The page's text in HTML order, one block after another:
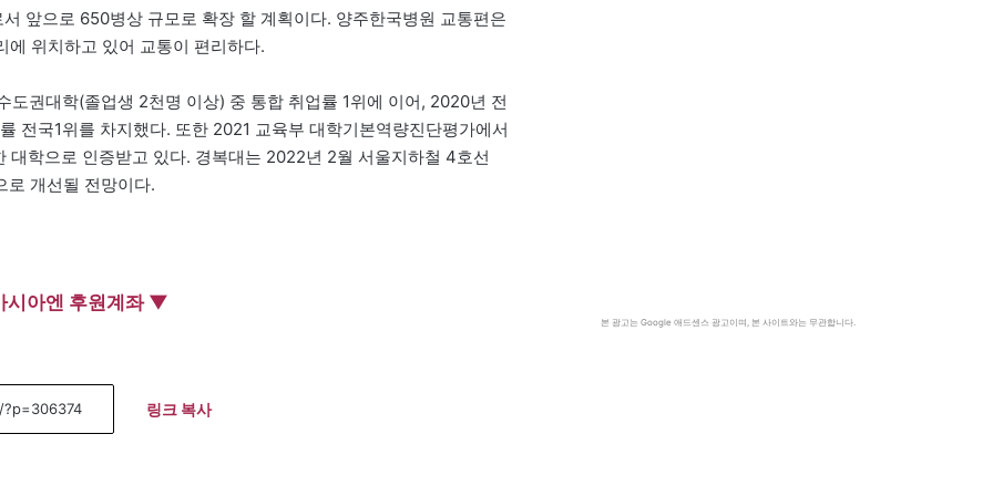
앞으로 650병상 규모로 확장 할 계획이다. 양주한국병원 교통편은
위치하고 있어 교통이 편리하다.
권대학(졸업생 2천명 이상) 중 통합 취업률 1위에 이어, 2020년 전
전국1위를 차지했다. 또한 2021 교육부 대학기본역량진단평가에서
대학으로 인증받고 있다. 경복대는 2022년 2월 서울지하철 4호선
로 개선될 전망이다.
아엔 후원계좌 ▼
링크 복사
본 광고는 Google 애드센스 광고이며, 본 사이트와는 무관합니다.